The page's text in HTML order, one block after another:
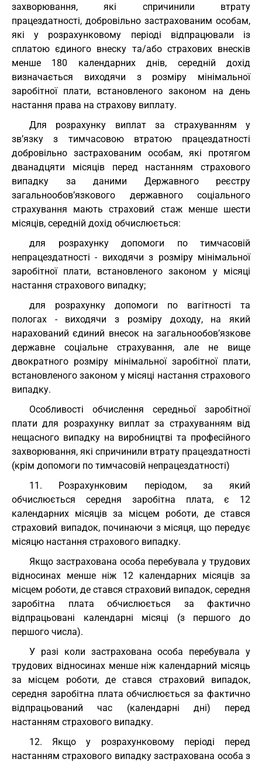
захворювання, які спричинили втрату
працездатності, добровільно застрахованим особам,
які у розрахунковому періоді відпрацювали із
сплатою єдиного внеску та/або страхових внесків
менше 180 календарних днів, середній дохід
визначається виходячи з розміру мінімальної
заробітної плати, встановленого законом на день
настання права на страхову виплату.
Для розрахунку виплат за страхуванням у
зв’язку з тимчасовою втратою працездатності
добровільно застрахованим особам, які протягом
дванадцяти місяців перед настанням страхового
випадку за даними Державного реєстру
загальнообов’язкового державного соціального
страхування мають страховий стаж менше шести
місяців, середній дохід обчислюється:
для розрахунку допомоги по тимчасовій
непрацездатності - виходячи з розміру мінімальної
заробітної плати, встановленого законом у місяці
настання страхового випадку;
для розрахунку допомоги по вагітності та
пологах - виходячи з розміру доходу, на який
нарахований єдиний внесок на загальнообов’язкове
державне соціальне страхування, але не вище
двократного розміру мінімальної заробітної плати,
встановленого законом у місяці настання страхового
випадку.
Особливості обчислення середньої заробітної
плати для розрахунку виплат за страхуванням від
нещасного випадку на виробництві та професійного
захворювання, які спричинили втрату працездатності
(крім допомоги по тимчасовій непрацездатності)
11. Розрахунковим періодом, за який
обчислюється середня заробітна плата, є 12
календарних місяців за місцем роботи, де стався
страховий випадок, починаючи з місяця, що передує
місяцю настання страхового випадку.
Якщо застрахована особа перебувала у трудових
відносинах менше ніж 12 календарних місяців за
місцем роботи, де стався страховий випадок, середня
заробітна плата обчислюється за фактично
відпрацьовані календарні місяці (з першого до
першого числа).
У разі коли застрахована особа перебувала у
трудових відносинах менше ніж календарний місяць
за місцем роботи, де стався страховий випадок,
середня заробітна плата обчислюється за фактично
відпрацьований час (календарні дні) перед
настанням страхового випадку.
12. Якщо у розрахунковому періоді перед
настанням страхового випадку застрахована особа з